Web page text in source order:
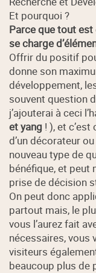
Et pourquoi ?
Parce que tout est
se charge
Offrir du positif
donne son
développement,
souvent question
j’ajouterai à ceci
et yang ! ), et
d’un décorateur
nouveau type de
bénéfique, et peut
prise de décision
On peut donc
partout mais, le
vous l’aurez fait
nécessaires, vous
visiteurs
beaucoup plus de